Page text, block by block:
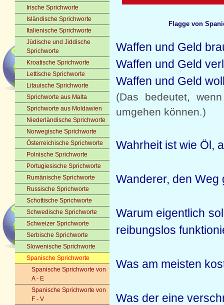
Irische Sprichworte
Isländische Sprichworte
Italienische Sprichworte
Jüdische und Jiddische
Sprichworte
Kroatische Sprichworte
Lettische Sprichworte
Litauische Sprichworte
Sprichworte aus Malta
Sprichworte aus Moldawien
Niederländische Sprichworte
Norwegische Sprichworte
Österreichische Sprichworte
Polnische Sprichworte
Portugiesische Sprichworte
Rumänische Sprichworte
Russische Sprichworte
Schottische Sprichworte
Schwedische Sprichworte
Schweizer Sprichworte
Serbische Sprichworte
Slowenische Sprichworte
Spanische Sprichworte
Spanische Sprichworte von
A - E
Spanische Sprichworte von
F - V
Flagge von
Waffen und Geld
Waffen und Geld
Waffen und Geld
(Das bedeutet,
umgehen können.)
Wahrheit ist wie Öl,
Wanderer, den Weg
Warum eigentlich
reibungslos
Was am meisten
Was der eine